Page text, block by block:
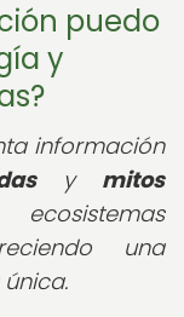
puedo
y
información
y mitos
una